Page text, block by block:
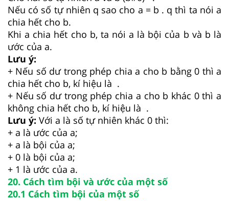
Nếu có số tự nhiên q sao cho a = b . q thì ta nói a
chia hết cho b.
Khi a chia hết cho b, ta nói a là bội của b và b là
ước của a.
Lưu ý:
+ Nếu số dư trong phép chia a cho b bằng 0 thì a
chia hết cho b, kí hiệu là .
+ Nếu số dư trong phép chia a cho b khác 0 thì a
không chia hết cho b, kí hiệu là .
Lưu ý: Với a là số tự nhiên khác 0 thì:
+ a là ước của a;
+ a là bội của a;
+ 0 là bội của a;
+ 1 là ước của a.
20. Cách tìm bội và ước của một số
20.1 Cách tìm bội của một số